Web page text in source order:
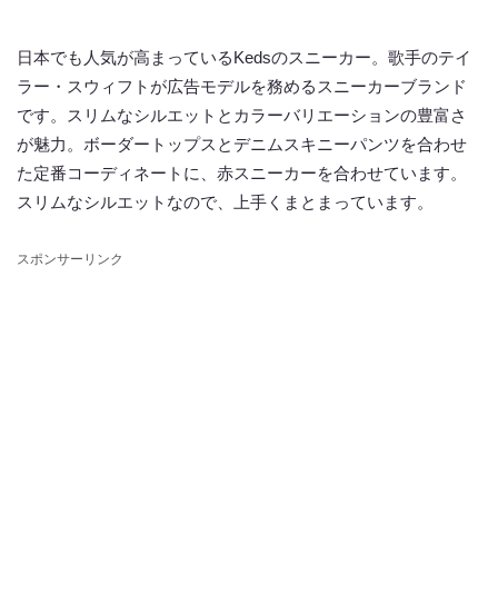
日本でも人気が高まっているKedsのスニーカー。歌手のテイ
ラー・スウィフトが広告モデルを務めるスニーカーブランド
です。スリムなシルエットとカラーバリエーションの豊富さ
が魅力。ボーダートップスとデニムスキニーパンツを合わせ
た定番コーディネートに、赤スニーカーを合わせています。
スリムなシルエットなので、上手くまとまっています。
スポンサーリンク